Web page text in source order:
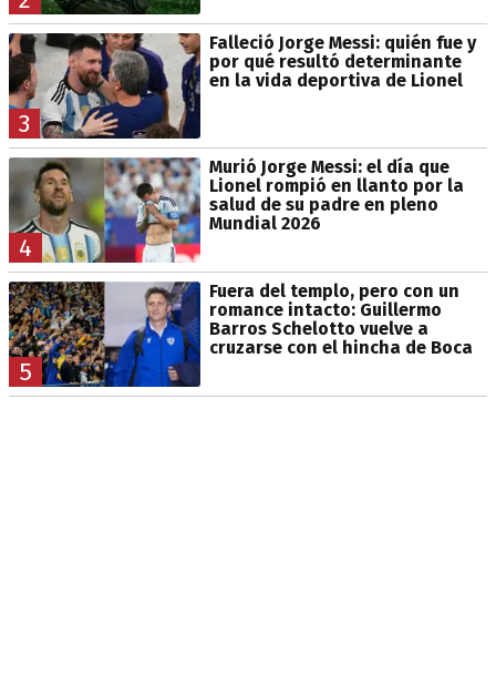
3
Falleció Jorge Messi: quién fue y
por qué resultó determinante
en la vida deportiva de Lionel
4
Murió Jorge Messi: el día que
Lionel rompió en llanto por la
salud de su padre en pleno
Mundial 2026
5
Fuera del templo, pero con un
romance intacto: Guillermo
Barros Schelotto vuelve a
cruzarse con el hincha de Boca